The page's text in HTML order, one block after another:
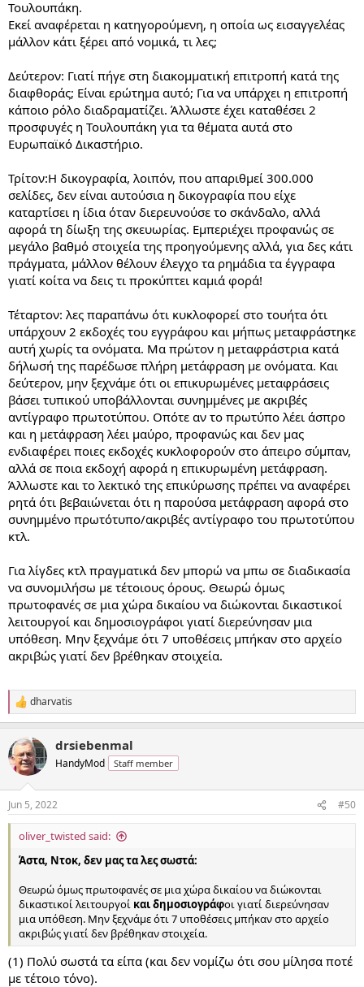
Τουλουπάκη.
Εκεί αναφέρεται η κατηγορούμενη, η οποία ως εισαγγελέας
μάλλον κάτι ξέρει από νομικά, τι λες;
Δεύτερον: Γιατί πήγε στη διακομματική επιτροπή κατά της
διαφθοράς; Είναι ερώτημα αυτό; Για να υπάρχει η επιτροπή
κάποιο ρόλο διαδραματίζει. Άλλωστε έχει καταθέσει 2
προσφυγές η Τουλουπάκη για τα θέματα αυτά στο
Ευρωπαϊκό Δικαστήριο.
Τρίτον:Η δικογραφία, λοιπόν, που απαριθμεί 300.000
σελίδες, δεν είναι αυτούσια η δικογραφία που είχε
καταρτίσει η ίδια όταν διερευνούσε το σκάνδαλο, αλλά
αφορά τη δίωξη της σκευωρίας. Εμπεριέχει προφανώς σε
μεγάλο βαθμό στοιχεία της προηγούμενης αλλά, για δες κάτι
πράγματα, μάλλον θέλουν έλεγχο τα ρημάδια τα έγγραφα
γιατί κοίτα να δεις τι προκύπτει καμιά φορά!
Τέταρτον: λες παραπάνω ότι κυκλοφορεί στο τουήτα ότι
υπάρχουν 2 εκδοχές του εγγράφου και μήπως μεταφράστηκε
αυτή χωρίς τα ονόματα. Μα πρώτον η μεταφράστρια κατά
δήλωσή της παρέδωσε πλήρη μετάφραση με ονόματα. Και
δεύτερον, μην ξεχνάμε ότι οι επικυρωμένες μεταφράσεις
βάσει τυπικού υποβάλλονται συνημμένες με ακριβές
αντίγραφο πρωτοτύπου. Οπότε αν το πρωτύπο λέει άσπρο
και η μετάφραση λέει μαύρο, προφανώς και δεν μας
ενδιαφέρει ποιες εκδοχές κυκλοφορούν στο άπειρο σύμπαν,
αλλά σε ποια εκδοχή αφορά η επικυρωμένη μετάφραση.
Άλλωστε και το λεκτικό της επικύρωσης πρέπει να αναφέρει
ρητά ότι βεβαιώνεται ότι η παρούσα μετάφραση αφορά στο
συνημμένο πρωτότυπο/ακριβές αντίγραφο του πρωτοτύπου
κτλ.
Για λίγδες κτλ πραγματικά δεν μπορώ να μπω σε διαδικασία
να συνομιλήσω με τέτοιους όρους. Θεωρώ όμως
πρωτοφανές σε μια χώρα δικαίου να διώκονται δικαστικοί
λειτουργοί και δημοσιογράφοι γιατί διερεύνησαν μια
υπόθεση. Μην ξεχνάμε ότι 7 υποθέσεις μπήκαν στο αρχείο
ακριβώς γιατί δεν βρέθηκαν στοιχεία.
R
e
c
t
i
s
:
dharvatis
drsiebenmal
HandyMod Staff member
Jun 5, 2022 #50
oliver_twisted said:
Άστα, Ντοκ, δεν μας τα λες σωστά:
Θεωρώ όμως πρωτοφανές σε μια χώρα δικαίου να διώκονται
δικαστικοί λειτουργοί και δημοσιογράφοι γιατί διερεύνησαν
μια υπόθεση. Μην ξεχνάμε ότι 7 υποθέσεις μπήκαν στο αρχείο
ακριβώς γιατί δεν βρέθηκαν στοιχεία.
(1) Πολύ σωστά τα είπα (και δεν νομίζω ότι σου μίλησα ποτέ
με τέτοιο τόνο).